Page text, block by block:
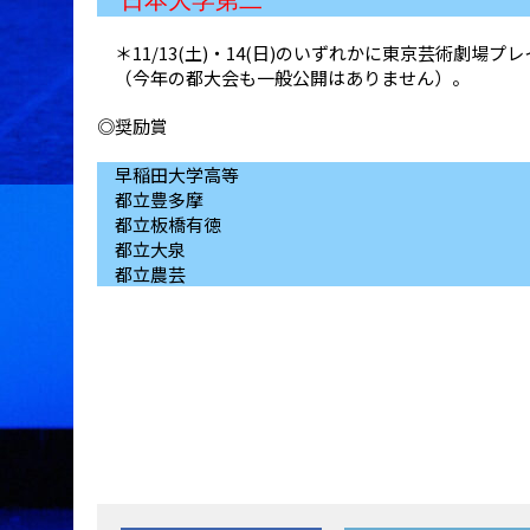
＊11/13(土)・14(日)のいずれかに東京芸術劇場プレ
（今年の都大会も一般公開はありません）。
◎奨励賞
早稲田大学高等
都立豊多摩
都立板橋有徳
都立大泉
都立農芸